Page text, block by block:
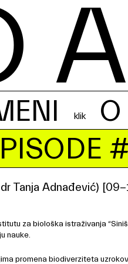
Tanja Adnađević) [09-
za biološka istraživanja
nauke.
promena biodiverziteta